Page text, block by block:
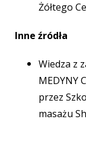
Żółtego
Inne źródła
Wiedza z
MEDYNY
przez
masażu